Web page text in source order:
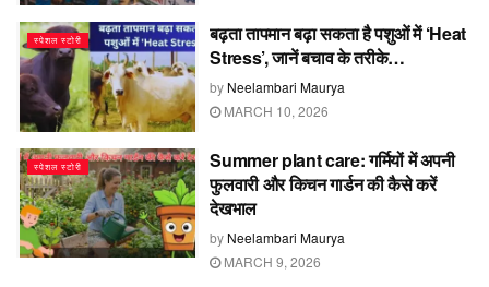
स्पेशल स्टोरी
बढ़ता तापमान बढ़ा सकता है पशुओं में ‘Heat
Stress’, जानें बचाव के तरीके…
by Neelambari Maurya
MARCH 10, 2026
स्पेशल स्टोरी
Summer plant care: गर्मियों में अपनी
फुलवारी और किचन गार्डन की कैसे करें
देखभाल
by Neelambari Maurya
MARCH 9, 2026